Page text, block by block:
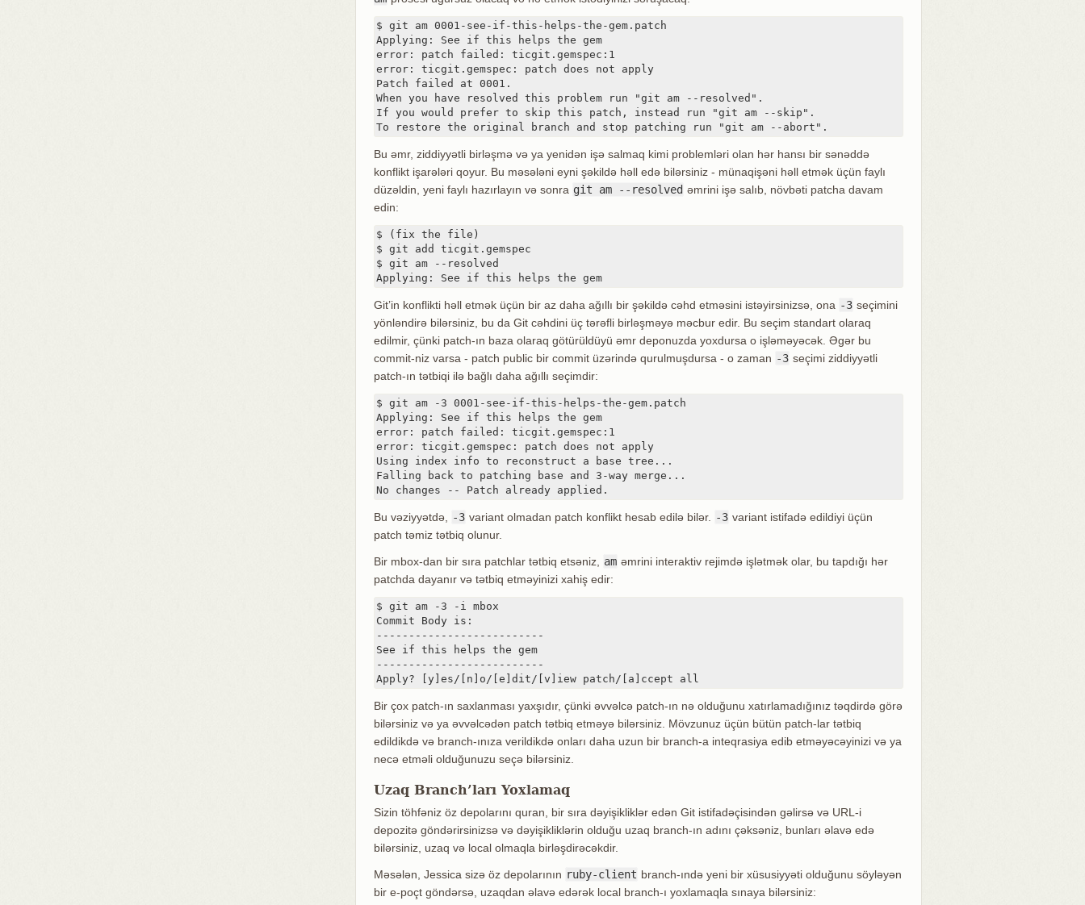
$ git am 0001-see-if-this-helps-the-gem.patch
Applying: See if this helps the gem
error: patch failed: ticgit.gemspec:1
error: ticgit.gemspec: patch does not apply
Patch failed at 0001.
When you have resolved this problem run "git am --resolved".
If you would prefer to skip this patch, instead run "git am --skip".
To restore the original branch and stop patching run "git am --abort".
Bu əmr, ziddiyyətli birləşmə və ya yenidən işə salmaq kimi problemləri olan hər hansı bir sənəddə
konflikt işarələri qoyur. Bu məsələni eyni şəkildə həll edə bilərsiniz - münaqişəni həll etmək üçün faylı
düzəldin, yeni faylı hazırlayın və sonra git am --resolved əmrini işə salıb, növbəti patcha davam
edin:
$ (fix the file)
$ git add ticgit.gemspec
$ git am --resolved
Applying: See if this helps the gem
Git’in konflikti həll etmək üçün bir az daha ağıllı bir şəkildə cəhd etməsini istəyirsinizsə, ona -3 seçimini
yönləndirə bilərsiniz, bu da Git cəhdini üç tərəfli birləşməyə məcbur edir. Bu seçim standart olaraq
edilmir, çünki patch-ın baza olaraq götürüldüyü əmr deponuzda yoxdursa o işləməyəcək. Əgər bu
commit-niz varsa - patch public bir commit üzərində qurulmuşdursa - o zaman -3 seçimi ziddiyyətli
patch-ın tətbiqi ilə bağlı daha ağıllı seçimdir:
$ git am -3 0001-see-if-this-helps-the-gem.patch
Applying: See if this helps the gem
error: patch failed: ticgit.gemspec:1
error: ticgit.gemspec: patch does not apply
Using index info to reconstruct a base tree...
Falling back to patching base and 3-way merge...
No changes -- Patch already applied.
Bu vəziyyətdə, -3 variant olmadan patch konflikt hesab edilə bilər. -3 variant istifadə edildiyi üçün
patch təmiz tətbiq olunur.
Bir mbox-dan bir sıra patchlar tətbiq etsəniz, am əmrini interaktiv rejimdə işlətmək olar, bu tapdığı hər
patchda dayanır və tətbiq etməyinizi xahiş edir:
$ git am -3 -i mbox
Commit Body is:
--------------------------
See if this helps the gem
--------------------------
Apply? [y]es/[n]o/[e]dit/[v]iew patch/[a]ccept all
Bir çox patch-ın saxlanması yaxşıdır, çünki əvvəlcə patch-ın nə olduğunu xatırlamadığınız təqdirdə görə
bilərsiniz və ya əvvəlcədən patch tətbiq etməyə bilərsiniz. Mövzunuz üçün bütün patch-lar tətbiq
edildikdə və branch-ınıza verildikdə onları daha uzun bir branch-a inteqrasiya edib etməyəcəyinizi və ya
necə etməli olduğunuzu seçə bilərsiniz.
Uzaq Branch’ları Yoxlamaq
Sizin töhfəniz öz depolarını quran, bir sıra dəyişikliklər edən Git istifadəçisindən gəlirsə və URL-i
depozitə göndərirsinizsə və dəyişikliklərin olduğu uzaq branch-ın adını çəksəniz, bunları əlavə edə
bilərsiniz, uzaq və local olmaqla birləşdirəcəkdir.
Məsələn, Jessica sizə öz depolarının ruby-client branch-ındə yeni bir xüsusiyyəti olduğunu söyləyən
bir e-poçt göndərsə, uzaqdan əlavə edərək local branch-ı yoxlamaqla sınaya bilərsiniz: